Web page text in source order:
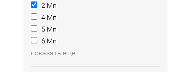
2 Мп
4 Мп
5 Мп
6 Мп
показать еще